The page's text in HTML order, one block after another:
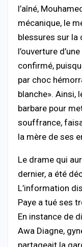
l’aîné,
mécanique, le
blessures sur la
l’ouverture
confirmé,
par choc
blanche». Ainsi,
barbare pour
souffrance,
la mère de ses
Le drame qui
dernier, a été
L’information
Paye a tué ses
En instance de
Awa Diagne,
partageait la